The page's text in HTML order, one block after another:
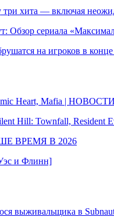
три хита — включая
Обзор сериала
на игроков в конце
Heart, Mafia |
Hill: Townfall,
ВРЕМЯ В 2026
и Флинн]
выживальщика в